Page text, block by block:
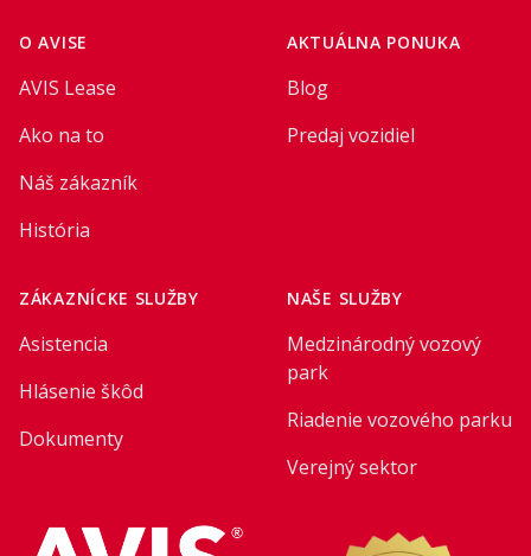
O AVISE
AVIS Lease
Ako na to
Náš zákazník
História
AKTUÁLNA PONUKA
Blog
Predaj vozidiel
ZÁKAZNÍCKE SLUŽBY
Asistencia
Hlásenie škôd
Dokumenty
NAŠE SLUŽBY
Medzinárodný vozový
park
Riadenie vozového parku
Verejný sektor